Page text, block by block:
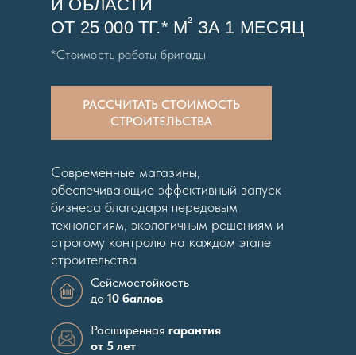
ОТ 25 000 ТГ.* М² ЗА 1 МЕСЯЦ
РАССЧИТАТЬ СТОИМОСТЬ
СТРОИТЕЛЬСТВА
*Стоимость работы бригады
И ОБЛАСТИ
Современные магазины,
обеспечивающие эффективный запуск
бизнеса благодаря передовым
технологиям, экологичным решениям и
строгому контролю на каждом этапе
строительства
Расширенная гарантия
от 5 лет
Сейсмостойкость
до 10 баллов